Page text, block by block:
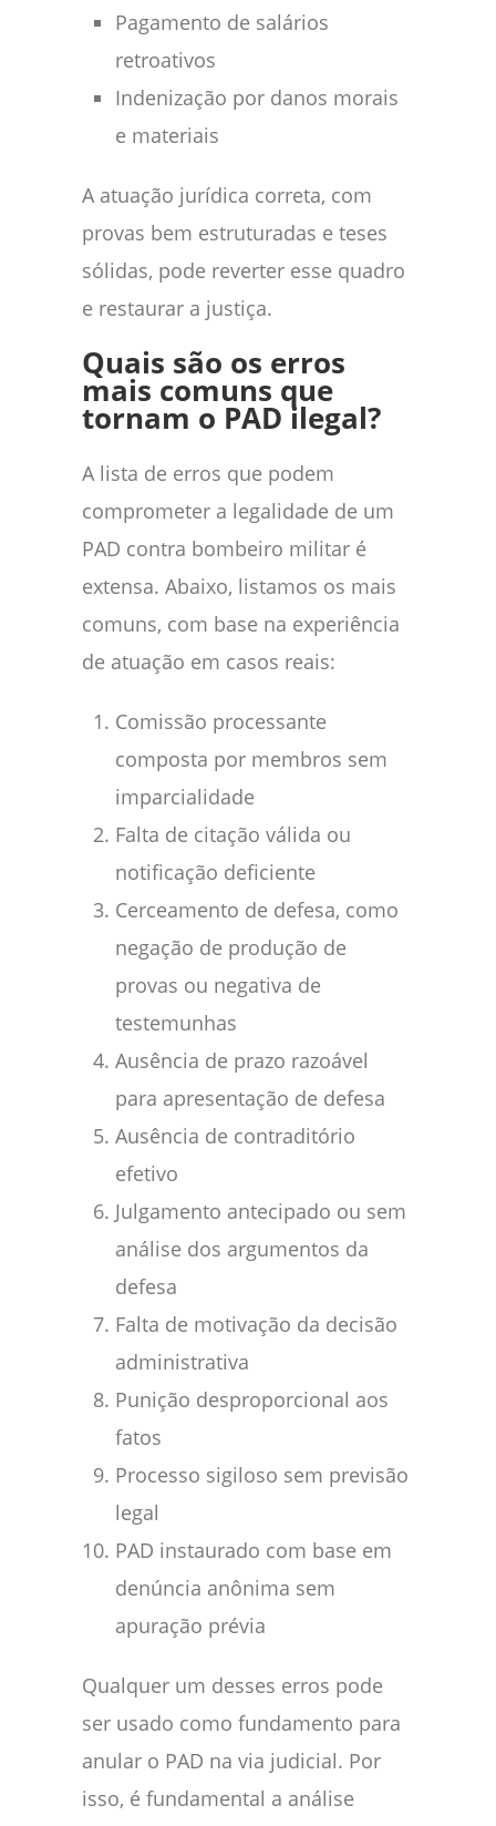
Pagamento de salários
retroativos
Indenização por danos morais
e materiais
A atuação jurídica correta, com
provas bem estruturadas e teses
sólidas, pode reverter esse quadro
e restaurar a justiça.
Quais são os erros
mais comuns que
tornam o PAD ilegal?
A lista de erros que podem
comprometer a legalidade de um
PAD contra bombeiro militar é
extensa. Abaixo, listamos os mais
comuns, com base na experiência
de atuação em casos reais:
Comissão processante
composta por membros sem
imparcialidade
Falta de citação válida ou
notificação deficiente
Cerceamento de defesa, como
negação de produção de
provas ou negativa de
testemunhas
Ausência de prazo razoável
para apresentação de defesa
Ausência de contraditório
efetivo
Julgamento antecipado ou sem
análise dos argumentos da
defesa
Falta de motivação da decisão
administrativa
Punição desproporcional aos
fatos
Processo sigiloso sem previsão
legal
PAD instaurado com base em
denúncia anônima sem
apuração prévia
Qualquer um desses erros pode
ser usado como fundamento para
anular o PAD na via judicial. Por
isso, é fundamental a análise